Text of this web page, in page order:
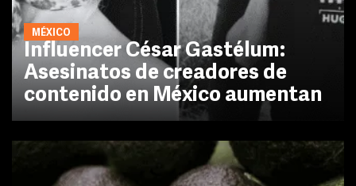
MÉXICO
Influencer César Gastélum:
Asesinatos de creadores de
contenido en México aumentan